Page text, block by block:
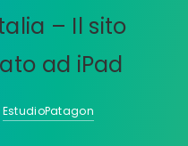
EstudioPatagon